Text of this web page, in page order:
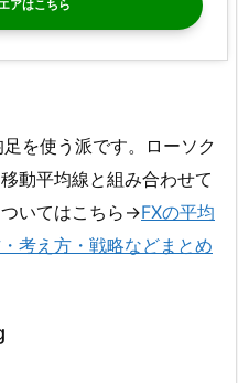
ア
を使う派です。ローソク
動平均線と組み合わせて
ついてはこちら→FXの平均
考え方・戦略などまとめ